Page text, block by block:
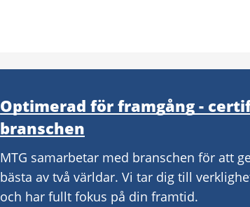
Optimerad för framgång -
branschen
MTG samarbetar med branschen för att
bästa av två världar. Vi tar dig till
och har fullt fokus på din framtid.